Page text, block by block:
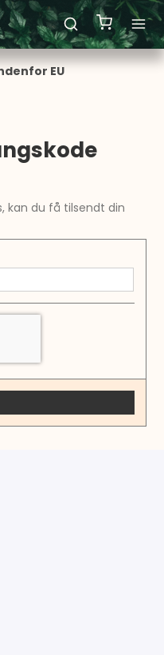
EU
kan du få tilsendt din